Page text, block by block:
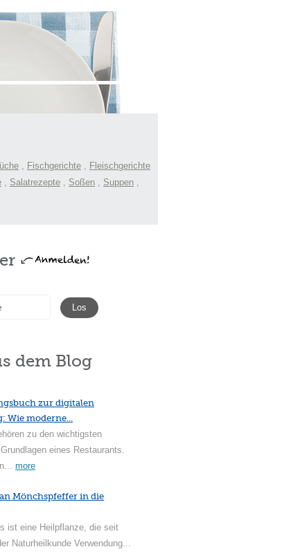
, Fischgerichte , Fleischgerichte
, Salatrezepte , Soßen , Suppen ,
dem Blog
zur digitalen
Wie moderne...
zu den wichtigsten
eines Restaurants.
more
Mönchspfeffer in die
ist eine Heilpflanze, die seit
Naturheilkunde Verwendung...